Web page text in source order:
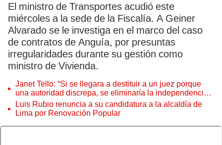
El ministro de Transportes acudió este
miércoles a la sede de la Fiscalía. A Geiner
Alvarado se le investiga en el marco del caso
de contratos de Anguía, por presuntas
irregularidades durante su gestión como
ministro de Vivienda.
Janet Tello: “Si se llegara a destituir a un juez porque
una autoridad discrepa, se eliminaría la independencia
judicial”
Luis Rubio renuncia a su candidatura a la alcaldía de
Lima por Renovación Popular